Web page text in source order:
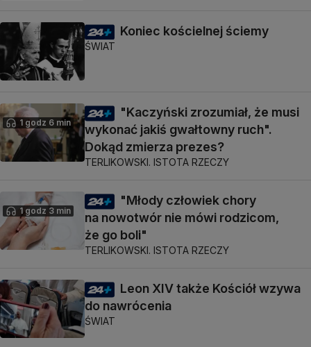
Koniec kościelnej ściemy
ŚWIAT
1 godz 6 min
"Kaczyński zrozumiał, że musi
wykonać jakiś gwałtowny ruch".
Dokąd zmierza prezes?
TERLIKOWSKI. ISTOTA RZECZY
1 godz 3 min
"Młody człowiek chory
na nowotwór nie mówi rodzicom,
że go boli"
TERLIKOWSKI. ISTOTA RZECZY
Leon XIV także Kościół wzywa
do nawrócenia
ŚWIAT